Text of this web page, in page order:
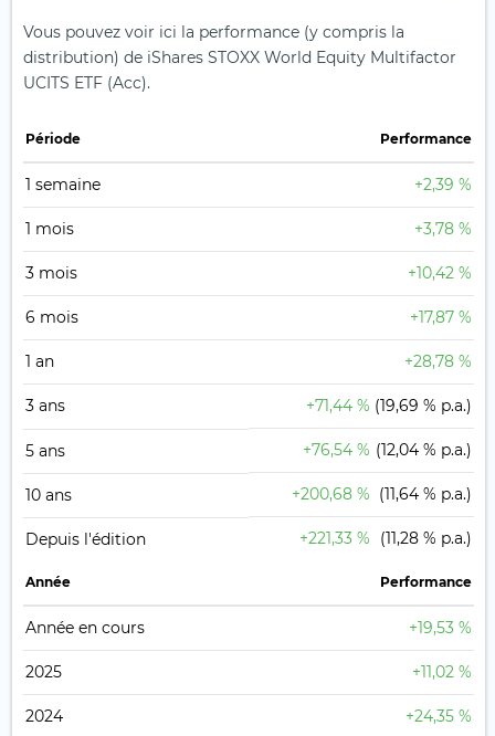
Vous pouvez voir ici la performance (y compris la
distribution) de iShares STOXX World Equity Multifactor
UCITS ETF (Acc).
Période Performance
1 semaine +2,39 %
1 mois +3,78 %
3 mois +10,42 %
6 mois +17,87 %
1 an +28,78 %
3 ans +71,44 % (19,69 % p.a.)
5 ans +76,54 % (12,04 % p.a.)
10 ans +200,68 % (11,64 % p.a.)
Depuis l'édition +221,33 % (11,28 % p.a.)
Année Performance
Année en cours +19,53 %
2025 +11,02 %
2024 +24,35 %